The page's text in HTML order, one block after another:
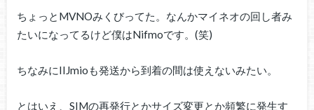
ちょっとMVNOみくびってた。なんかマイネオの回し者み
たいになってるけど僕はNifmoです。(笑)
ちなみにIIJmioも発送から到着の間は使えないみたい。
とはいえ、SIMの再発行とかサイズ変更とか頻繁に発生す